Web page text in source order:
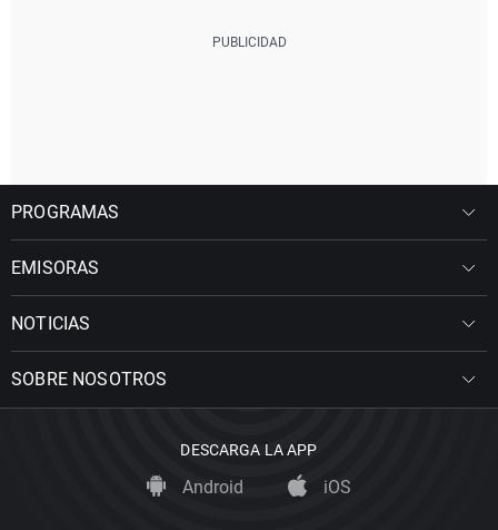
PROGRAMAS
EMISORAS
NOTICIAS
SOBRE NOSOTROS
DESCARGA LA APP
Android iOS